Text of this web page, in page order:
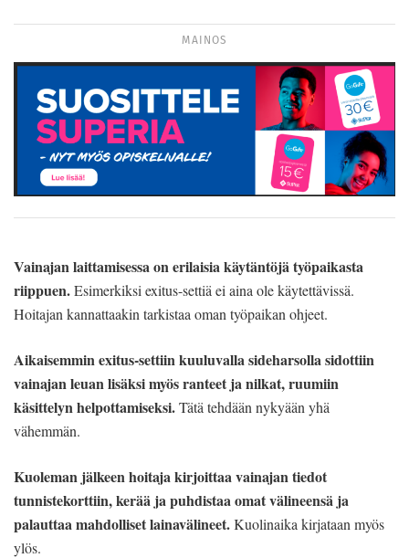
MAINOS
Vainajan laittamisessa on erilaisia käytäntöjä työpaikasta
riippuen.Esimerkiksi exitus-settiä ei aina ole käytettävissä.
Hoitajan kannattaakin tarkistaa oman työpaikan ohjeet.
Aikaisemmin exitus-settiin kuuluvalla sideharsolla sidottiin
vainajan leuan lisäksi myös ranteet ja nilkat, ruumiin
käsittelyn helpottamiseksi.Tätä tehdään nykyään yhä
vähemmän.
Kuoleman jälkeen hoitaja kirjoittaa vainajan tiedot
tunnistekorttiin, kerää ja puhdistaa omat välineensä ja
palauttaa mahdolliset lainavälineet.Kuolinaika kirjataan myös
ylös.